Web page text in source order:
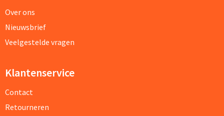
Over ons
Nieuwsbrief
Veelgestelde vragen
Klantenservice
Contact
Retourneren